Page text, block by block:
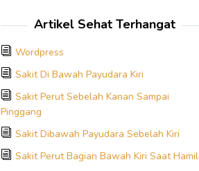
Artikel Sehat Terhangat
Wordpress
Sakit Di Bawah Payudara Kiri
Sakit Perut Sebelah Kanan Sampai
Pinggang
Sakit Dibawah Payudara Sebelah Kiri
Sakit Perut Bagian Bawah Kiri Saat Hamil